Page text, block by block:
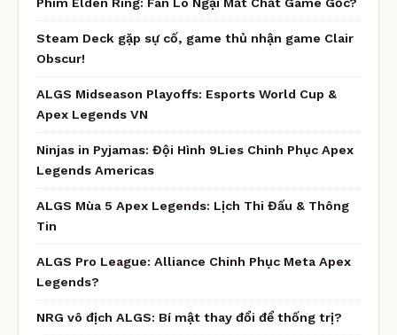
Steam Deck gặp sự cố, game thủ nhận game Clair
Obscur!
ALGS Midseason Playoffs: Esports World Cup &
Apex Legends VN
Ninjas in Pyjamas: Đội Hình 9Lies Chinh Phục Apex
Legends Americas
ALGS Mùa 5 Apex Legends: Lịch Thi Đấu & Thông
Tin
ALGS Pro League: Alliance Chinh Phục Meta Apex
Legends?
NRG vô địch ALGS: Bí mật thay đổi để thống trị?